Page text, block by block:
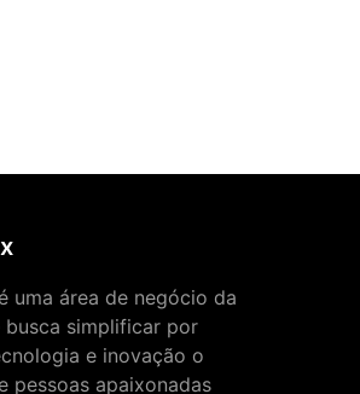
uma área de negócio da
busca simplificar por
e inovação o
pessoas apaixonadas